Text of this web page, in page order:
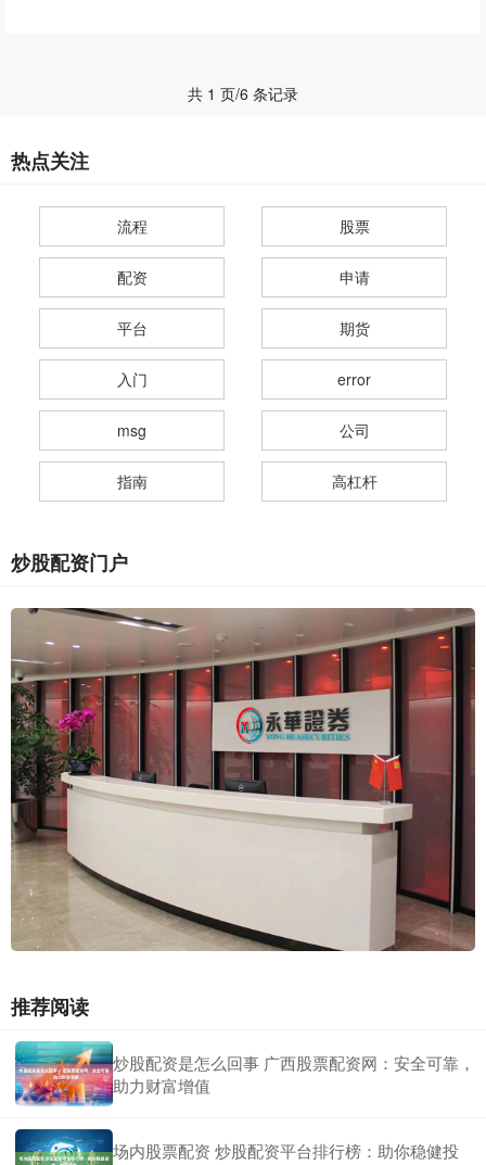
共 1 页/6 条记录
热点关注
流程 股票
配资 申请
平台 期货
入门 error
msg 公司
指南 高杠杆
炒股配资门户
推荐阅读
炒股配资是怎么回事 广西股票配资网：安全可靠，
助力财富增值
场内股票配资 炒股配资平台排行榜：助你稳健投